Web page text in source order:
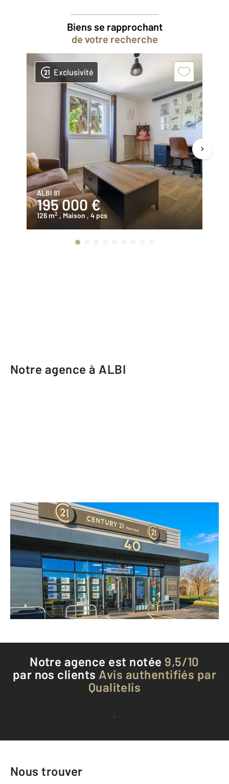
Biens se rapprochant
de votre recherche
Exclusivité
ALBI 81
195 000 €
126 m2 , Maison , 4 pcs
Notre agence à ALBI
CENTURY 21 Plein Sud
40 route de Castres
ALBI - 81000
Envoyer un message
Téléphoner à l'agence
Notre agence est notée 9,5/10
par nos clients Avis authentifiés par
Qualitelis
Voir tous les avis clients
Nous trouver